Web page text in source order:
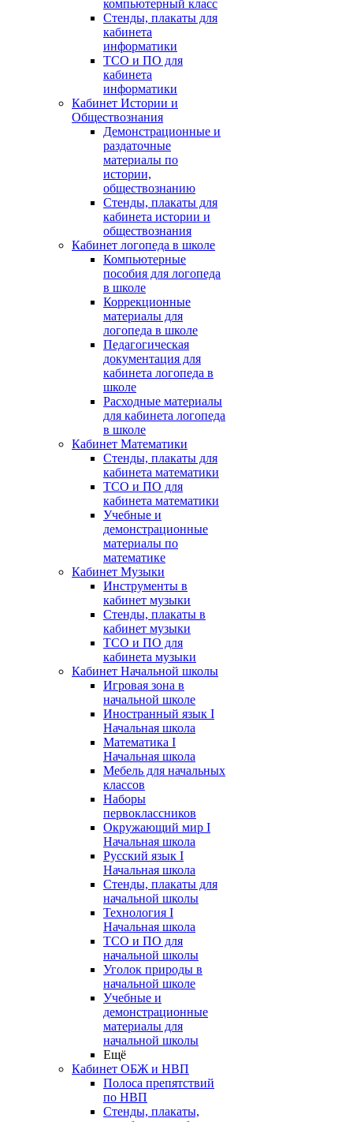
компьютерный класс
Стенды, плакаты для
кабинета
информатики
ТСО и ПО для
кабинета
информатики
Кабинет Истории и
Обществознания
Демонстрационные и
раздаточные
материалы по
истории,
обществознанию
Стенды, плакаты для
кабинета истории и
обществознания
Кабинет логопеда в школе
Компьютерные
пособия для логопеда
в школе
Коррекционные
материалы для
логопеда в школе
Педагогическая
документация для
кабинета логопеда в
школе
Расходные материалы
для кабинета логопеда
в школе
Кабинет Математики
Стенды, плакаты для
кабинета математики
ТСО и ПО для
кабинета математики
Учебные и
демонстрационные
материалы по
математике
Кабинет Музыки
Инструменты в
кабинет музыки
Стенды, плакаты в
кабинет музыки
ТСО и ПО для
кабинета музыки
Кабинет Начальной школы
Игровая зона в
начальной школе
Иностранный язык I
Начальная школа
Математика I
Начальная школа
Мебель для начальных
классов
Наборы
первоклассников
Окружающий мир I
Начальная школа
Русский язык I
Начальная школа
Стенды, плакаты для
начальной школы
Технология I
Начальная школа
ТСО и ПО для
начальной школы
Уголок природы в
начальной школе
Учебные и
демонстрационные
материалы для
начальной школы
Ещё
Кабинет ОБЖ и НВП
Полоса препятствий
по НВП
Стенды, плакаты,